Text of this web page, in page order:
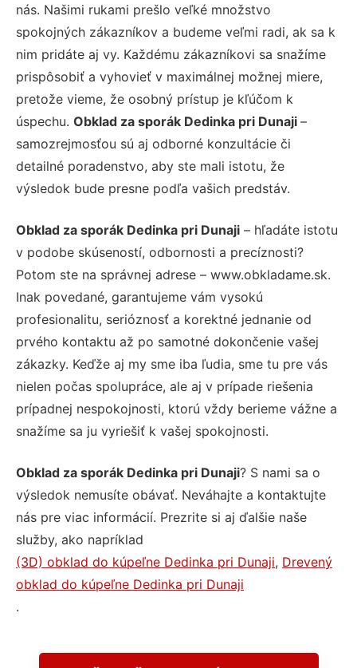
nás. Našimi rukami prešlo veľké množstvo
spokojných zákazníkov a budeme veľmi radi, ak sa k
nim pridáte aj vy. Každému zákazníkovi sa snažíme
prispôsobiť a vyhovieť v maximálnej možnej miere,
pretože vieme, že osobný prístup je kľúčom k
úspechu. Obklad za sporák Dedinka pri Dunaji –
samozrejmosťou sú aj odborné konzultácie či
detailné poradenstvo, aby ste mali istotu, že
výsledok bude presne podľa vašich predstáv.
Obklad za sporák Dedinka pri Dunaji – hľadáte istotu
v podobe skúseností, odbornosti a precíznosti?
Potom ste na správnej adrese – www.obkladame.sk.
Inak povedané, garantujeme vám vysokú
profesionalitu, serióznosť a korektné jednanie od
prvého kontaktu až po samotné dokončenie vašej
zákazky. Keďže aj my sme iba ľudia, sme tu pre vás
nielen počas spolupráce, ale aj v prípade riešenia
prípadnej nespokojnosti, ktorú vždy berieme vážne a
snažíme sa ju vyriešiť k vašej spokojnosti.
Obklad za sporák Dedinka pri Dunaji? S nami sa o
výsledok nemusíte obávať. Neváhajte a kontaktujte
nás pre viac informácií. Prezrite si aj ďalšie naše
služby, ako napríklad
(3D) obklad do kúpeľne Dedinka pri Dunaji, Drevený
obklad do kúpeľne Dedinka pri Dunaji
.